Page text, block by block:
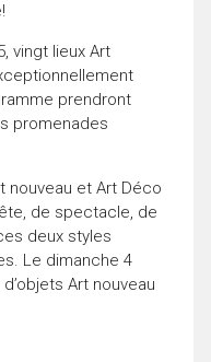
vingt lieux Art
prendront
promenades
nouveau et Art Déco
de spectacle, de
deux styles
Le dimanche 4
Art nouveau